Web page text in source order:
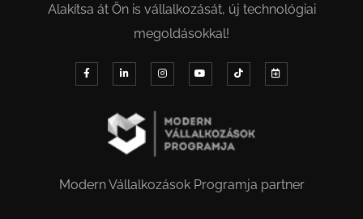
Alakítsa át Ön is vállalkozását, új technológiai
megoldásokkal!
Modern Vállalkozások Programja partner